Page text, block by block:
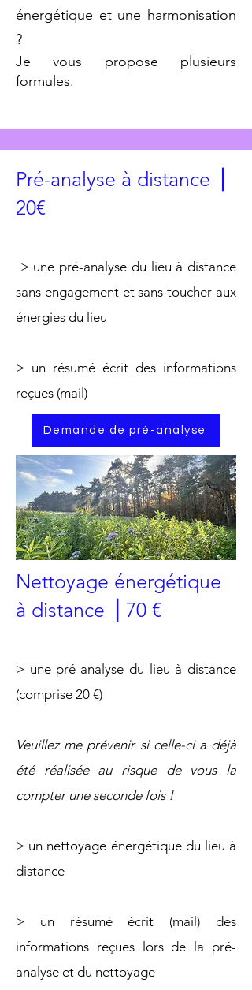
énergétique et une harmonisation
?
Je vous propose plusieurs
formules.
Pré-analyse à distance ⎥
20€
> une pré-analyse du lieu à distance
sans engagement et sans toucher aux
énergies du lieu
> un résumé écrit des informations
reçues (mail)
Demande de pré-analyse
Nettoyage énergétique
à distance
70 €
> une pré-analyse du lieu à distance
(comprise 20 €)
Veuillez me prévenir si celle-ci a déjà
été réalisée au risque de vous la
compter une seconde fois !
> un nettoyage énergétique du lieu à
distance
> un résumé écrit (mail) des
informations reçues lors de la pré-
analyse et du nettoyage